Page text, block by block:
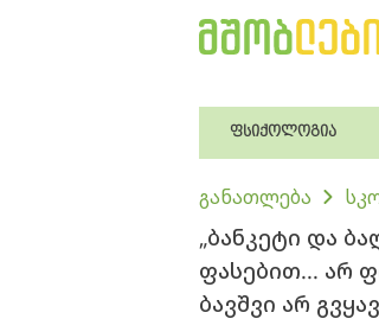
ფსიქოლოგია
განათლება
„ბანკეტი და
ფასებით... არ
ბავშვი არ